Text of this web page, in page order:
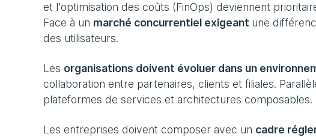
et l'optimisation des coûts (FinOps) deviennent
Face à un marché concurrentiel exigeant une
des utilisateurs.
Les organisations doivent évoluer dans un
collaboration entre partenaires, clients et filiales.
plateformes de services et architectures composables.
Les entreprises doivent composer avec un cadre